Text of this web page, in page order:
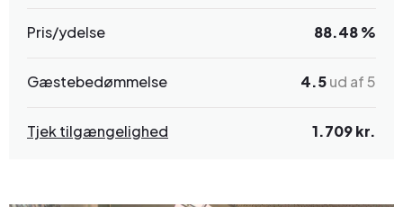
Pris/ydelse 88.48 %
Gæstebedømmelse 4.5ud af 5
Tjek tilgængelighed 1.709 kr.